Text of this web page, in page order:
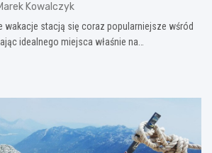
Kowalczyk
wakacje stacją się coraz popularniejsze wśród
idealnego miejsca właśnie na…